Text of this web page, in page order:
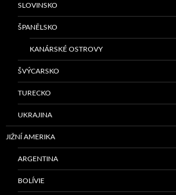
SLOVINSKO
ŠPANĚLSKO
KANÁRSKÉ OSTROVY
ŠVÝCARSKO
TURECKO
UKRAJINA
JIŽNÍ AMERIKA
ARGENTINA
BOLÍVIE